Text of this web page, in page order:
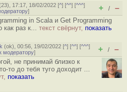
23), 17:17, 18/02/2022 [^] [^^] [^^^]
] + / –
in Scala и Get Programming
как раз к... текст свёрнут, показать
(ok), 00:56, 19/02/2022 [^] [^^] [^^^]
модератору] + / –
не принимай близко к
то до тебя туго доходит ...
показать